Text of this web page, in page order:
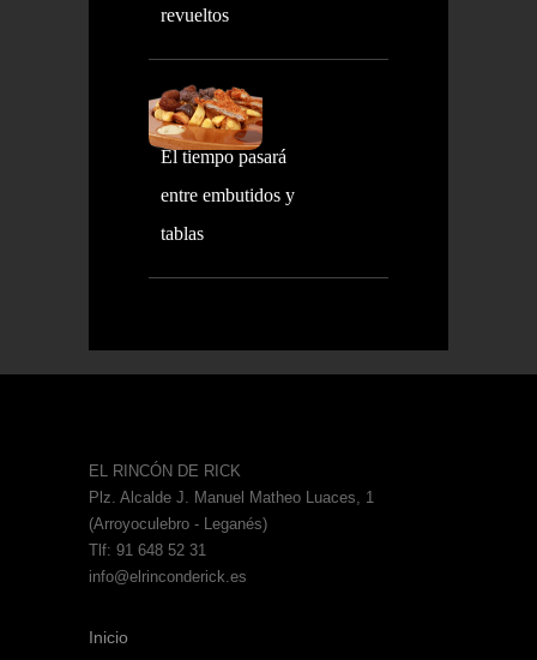
revueltos
El tiempo pasará
entre embutidos y
tablas
EL RINCÓN DE RICK
Plz. Alcalde J. Manuel Matheo Luaces, 1
(Arroyoculebro - Leganés)
Tlf: 91 648 52 31
info@elrinconderick.es
Inicio